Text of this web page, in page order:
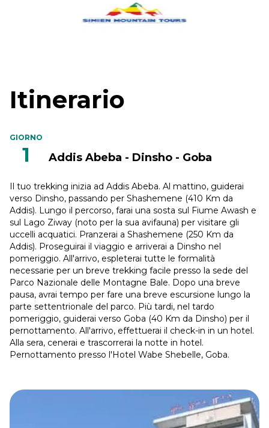
Itinerario
GIORNO
1 Addis Abeba - Dinsho - Goba
Il tuo trekking inizia ad Addis Abeba. Al mattino, guiderai
verso Dinsho, passando per Shashemene (410 Km da
Addis). Lungo il percorso, farai una sosta sul Fiume Awash e
sul Lago Ziway (noto per la sua avifauna) per visitare gli
uccelli acquatici. Pranzerai a Shashemene (250 Km da
Addis). Proseguirai il viaggio e arriverai a Dinsho nel
pomeriggio. All'arrivo, espleterai tutte le formalità
necessarie per un breve trekking facile presso la sede del
Parco Nazionale delle Montagne Bale. Dopo una breve
pausa, avrai tempo per fare una breve escursione lungo la
parte settentrionale del parco. Più tardi, nel tardo
pomeriggio, guiderai verso Goba (40 Km da Dinsho) per il
pernottamento. All'arrivo, effettuerai il check-in in un hotel.
Alla sera, cenerai e trascorrerai la notte in hotel.
Pernottamento presso l'Hotel Wabe Shebelle, Goba.